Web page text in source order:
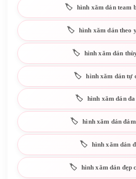
hình xăm dán team
hình xăm dán theo
hình xăm dán
hình xăm dán tự
hình xăm dán
hình xăm dán
hình xăm dán
hình xăm dán đẹp